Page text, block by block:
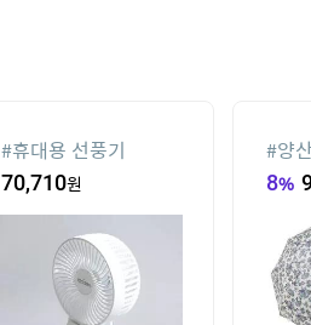
#휴대용 선풍기
70,710원
#양산
8%